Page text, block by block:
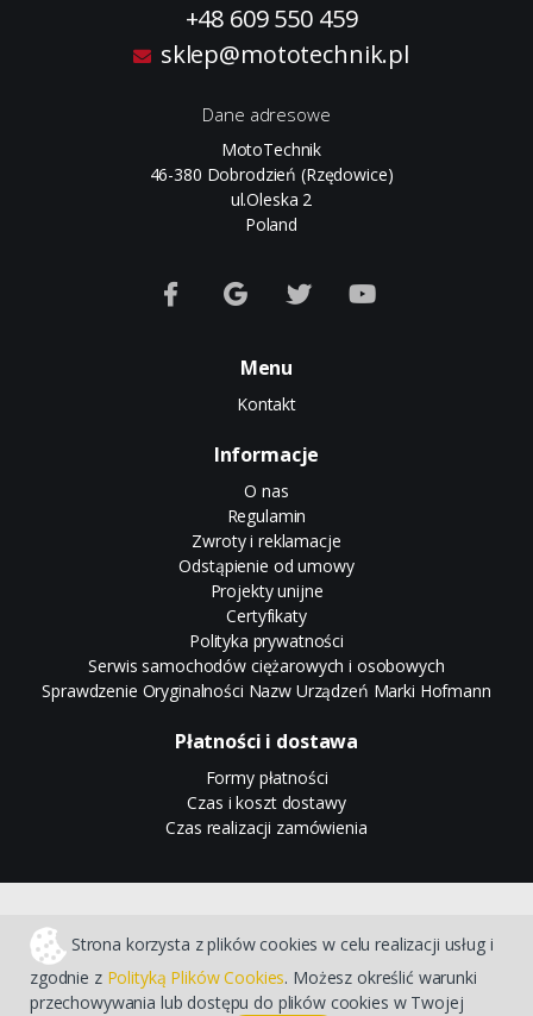
Strona korzysta z plików cookies w celu realizacji usług i
zgodnie z Polityką Plików Cookies. Możesz określić warunki
przechowywania lub dostępu do plików cookies w Twojej
+48 609 550 459
sklep@mototechnik.pl
Dane adresowe
MotoTechnik
46-380 Dobrodzień (Rzędowice)
ul.Oleska 2
Poland
Menu
Kontakt
Informacje
O nas
Regulamin
Zwroty i reklamacje
Odstąpienie od umowy
Projekty unijne
Certyfikaty
Polityka prywatności
Serwis samochodów ciężarowych i osobowych
Sprawdzenie Oryginalności Nazw Urządzeń Marki Hofmann
Płatności i dostawa
Formy płatności
Czas i koszt dostawy
Czas realizacji zamówienia